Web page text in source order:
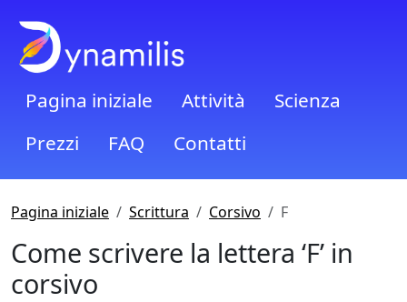
Pagina iniziale Attività
Scienza
Prezzi
FAQ Contatti
Pagina iniziale Scrittura Corsivo F
Come scrivere la lettera ‘F’ in
corsivo